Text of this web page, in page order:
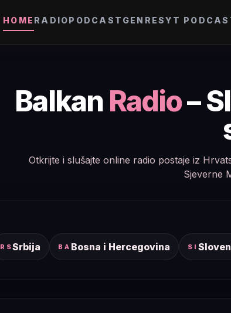
HOME RADIOPODCAST GENRESYT
Balkan Radio–
Otkrijte i slušajte online radio postaje iz
Sjeverne
RSSrbija BA Bosna i Hercegovina SI